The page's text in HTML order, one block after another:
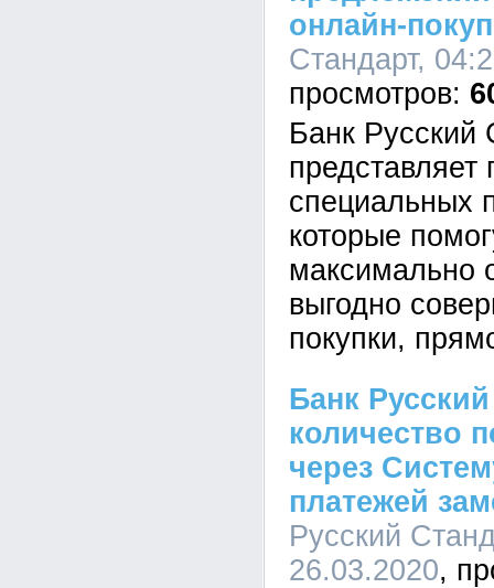
онлайн-
Стандарт,
Банк Русский
представляет
специальных
которые
максимально
выгодно
покупки,
Банк
количество
через
платежей
Русский
26.03.2020